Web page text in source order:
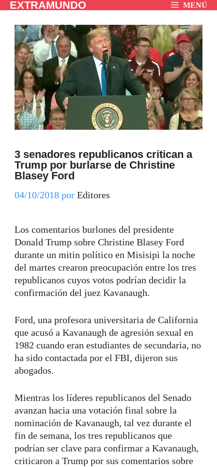
Saltar
contenido
EXTRAMUNDO MENÚ
3 senadores republicanos critican a
Trump por burlarse de Christine
Blasey Ford
04/10/2018 por Editores
Los comentarios burlones del presidente
Donald Trump sobre Christine Blasey Ford
durante un mitin político en Misisipi la noche
del martes crearon preocupación entre los tres
republicanos cuyos votos podrían decidir la
confirmación del juez Kavanaugh.
Ford, una profesora universitaria de California
que acusó a Kavanaugh de agresión sexual en
1982 cuando eran estudiantes de secundaria, no
ha sido contactada por el FBI, dijeron sus
abogados.
Mientras los líderes republicanos del Senado
avanzan hacia una votación final sobre la
nominación de Kavanaugh, tal vez durante el
fin de semana, los tres republicanos que
podrían ser clave para confirmar a Kavanaugh,
criticaron a Trump por sus comentarios sobre